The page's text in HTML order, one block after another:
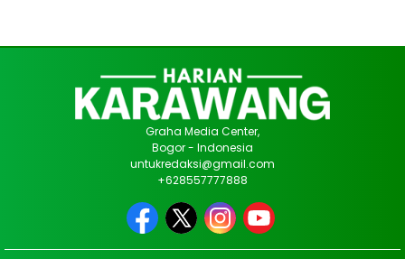
Graha Media Center,
Bogor - Indonesia
untukredaksi@gmail.com
+628557777888